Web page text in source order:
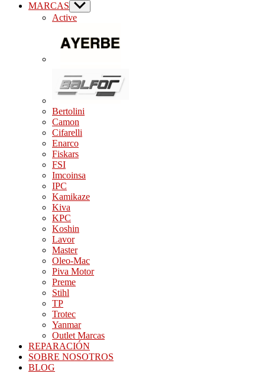
MARCAS Show
sub
menu
Active
Bertolini
Camon
Cifarelli
Enarco
Fiskars
FSI
Imcoinsa
IPC
Kamikaze
Kiva
KPC
Koshin
Lavor
Master
Oleo-Mac
Piva Motor
Preme
Stihl
TP
Trotec
Yanmar
Outlet Marcas
REPARACIÓN
SOBRE NOSOTROS
BLOG